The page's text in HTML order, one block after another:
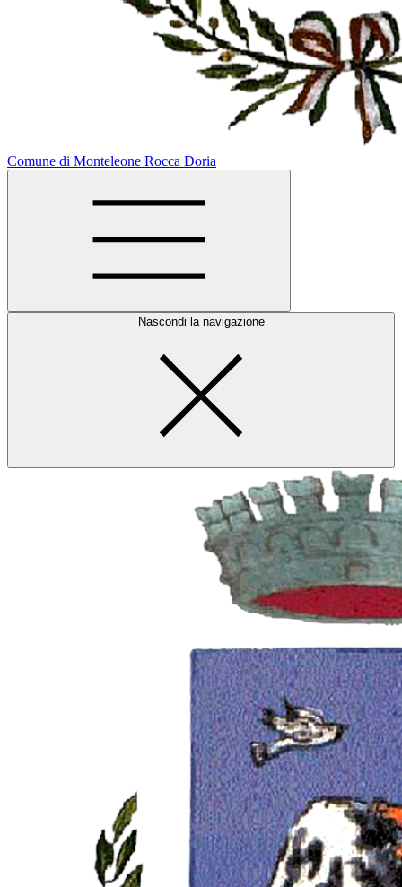
Comune di Monteleone Rocca Doria
Nascondi la navigazione